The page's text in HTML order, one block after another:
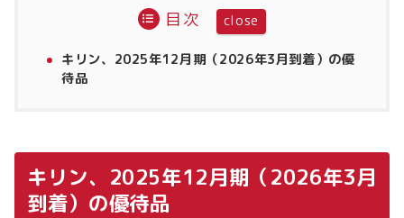
目次
キリン、2025年12月期（2026年3月到着）の優
待品
キリン、2025年12月期（2026年3月
到着）の優待品